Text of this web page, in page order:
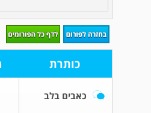
כותרת
כאבים בלב